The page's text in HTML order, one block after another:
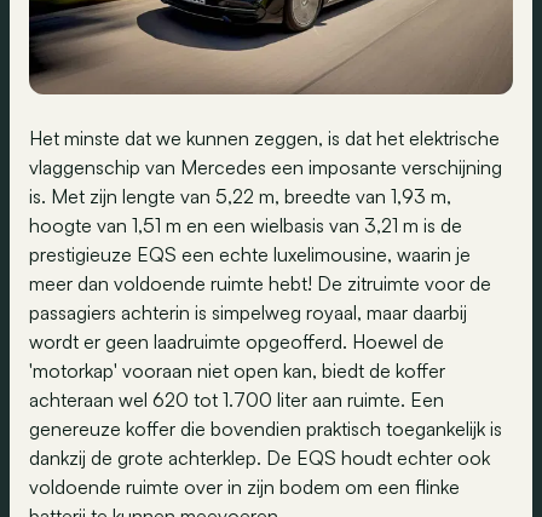
Het minste dat we kunnen zeggen, is dat het elektrische
vlaggenschip van Mercedes een imposante verschijning
is. Met zijn lengte van 5,22 m, breedte van 1,93 m,
hoogte van 1,51 m en een wielbasis van 3,21 m is de
prestigieuze EQS een echte luxelimousine, waarin je
meer dan voldoende ruimte hebt! De zitruimte voor de
passagiers achterin is simpelweg royaal, maar daarbij
wordt er geen laadruimte opgeofferd. Hoewel de
'motorkap' vooraan niet open kan, biedt de koffer
achteraan wel 620 tot 1.700 liter aan ruimte. Een
genereuze koffer die bovendien praktisch toegankelijk is
dankzij de grote achterklep. De EQS houdt echter ook
voldoende ruimte over in zijn bodem om een flinke